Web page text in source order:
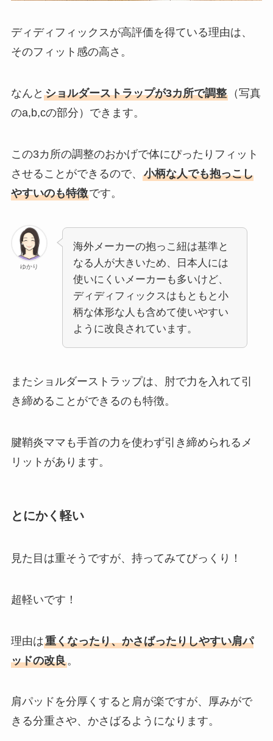
ディディフィックスが高評価を得ている理由は、
そのフィット感の高さ。
なんと ショルダーストラップが3カ所で調整（写真
のa,b,cの部分）できます。
この3カ所の調整のおかげで体にぴったりフィット
させることができるので、 小柄な人でも抱っこし
やすいのも特徴です。
ゆかり
海外メーカーの抱っこ紐は基準と
なる人が大きいため、日本人には
使いにくいメーカーも多いけど、
ディディフィックスはもともと小
柄な体形な人も含めて使いやすい
ように改良されています。
またショルダーストラップは、肘で力を入れて引
き締めることができるのも特徴。
腱鞘炎ママも手首の力を使わず引き締められるメ
リットがあります。
とにかく軽い
見た目は重そうですが、持ってみてびっくり！
超軽いです！
理由は重くなったり、かさばったりしやすい肩パ
ッドの改良。
肩パッドを分厚くすると肩が楽ですが、厚みがで
きる分重さや、かさばるようになります。